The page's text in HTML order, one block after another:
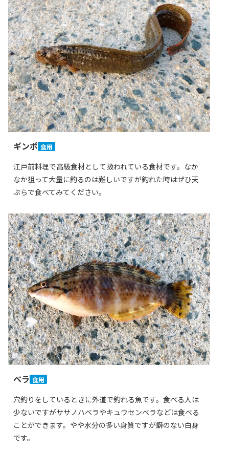
ギンポ 食用
江戸前料理で高級食材として扱われている食材です。なか
なか狙って大量に釣るのは難しいですが釣れた時はぜひ天
ぷらで食べてみてください。
ベラ 食用
穴釣りをしているときに外道で釣れる魚です。食べる人は
少ないですがササノハベラやキュウセンベラなどは食べる
ことができます。やや水分の多い身質ですが癖のない白身
です。